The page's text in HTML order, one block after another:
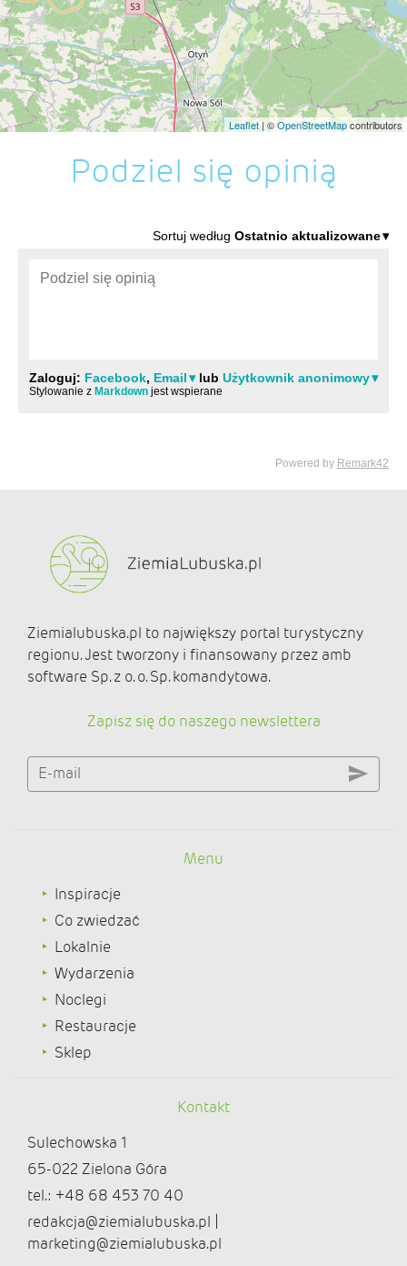
Leaflet | ©OpenStreetMapcontributors
Podziel się opinią
Ziemialubuska.pl to największy portal turystyczny
regionu. Jest tworzony i finansowany przez amb
software Sp. z o. o. Sp. komandytowa.
Zapisz się do naszego newslettera
E-mail
Menu
Inspiracje
Co zwiedzać
Lokalnie
Wydarzenia
Noclegi
Restauracje
Sklep
Kontakt
Sulechowska 1
65-022 Zielona Góra
tel.: +48 68 453 70 40
redakcja@ziemialubuska.pl |
marketing@ziemialubuska.pl